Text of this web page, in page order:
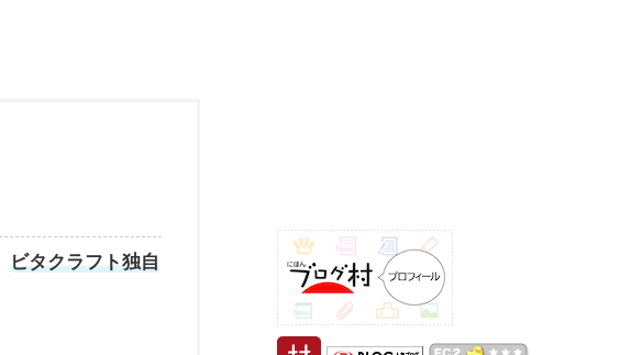
ビタクラフト独自